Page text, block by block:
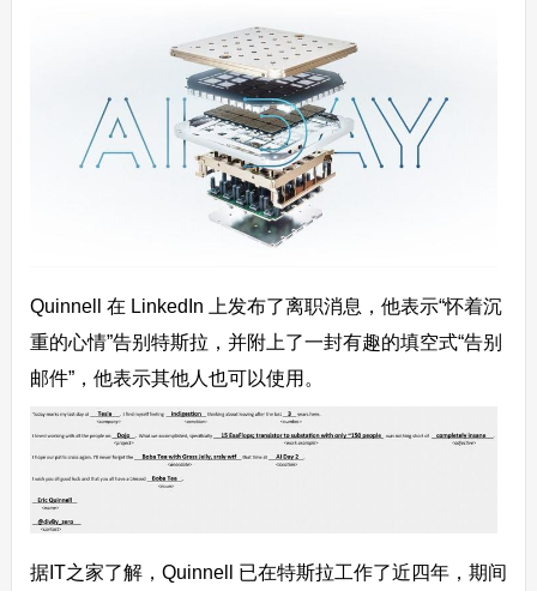
Quinnell 在 LinkedIn 上发布了离职消息，他表示“怀着沉
重的心情”告别特斯拉，并附上了一封有趣的填空式“告别
邮件”，他表示其他人也可以使用。
据IT之家了解，Quinnell 已在特斯拉工作了近四年，期间